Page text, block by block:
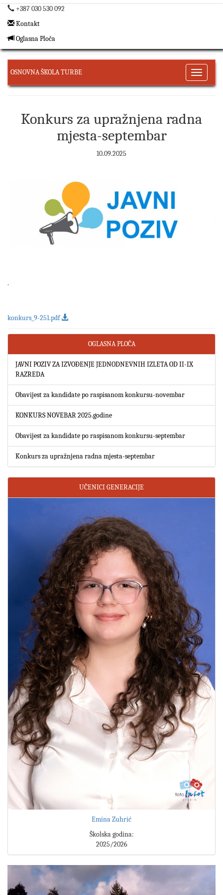
+387 030 530 092
Kontakt
Oglasna Ploča
Toggle
OSNOVNA ŠKOLA TURBE
Konkurs za upražnjena radna
mjesta-septembar
10.09.2025
.
konkurs_9-251.pdf
OGLASNA PLOČA
JAVNI POZIV ZA IZVOĐENJE JEDNODNEVNIH IZLETA OD II-IX
RAZREDA
Obavijest za kandidate po raspisanom konkursu-novembar
KONKURS NOVEBAR 2025.godine
Obavijest za kandidate po raspisanom konkursu-septembar
Konkurs za upražnjena radna mjesta-septembar
UČENICI GENERACIJE
Emina Zuhrić
Školska godina:
2025/2026